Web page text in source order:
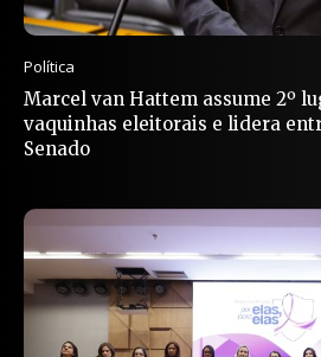
Política
Marcel van Hattem assume 2º
vaquinhas eleitorais e lidera
Senado